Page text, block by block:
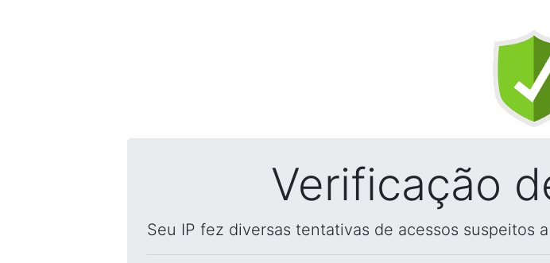
Verificação
Seu IP fez diversas tentativas de acessos suspeitos